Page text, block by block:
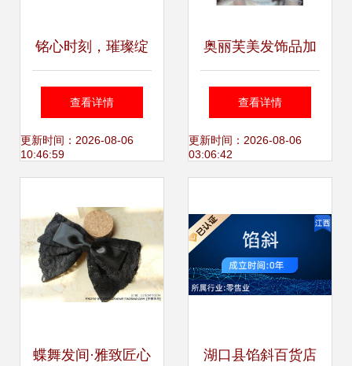
铭心时刻，璀璨绽
放 伊泰莲娜正品水
晶长款耳环，献礼
查看详情
更新时间：2026-08-06
10:46:59
奥丽芙美发饰品加
盟 开启时尚创业新
篇章
查看详情
更新时间：2026-08-06
03:06:42
蝶舞发间·雅致匠心 湖口县馅斜百货店